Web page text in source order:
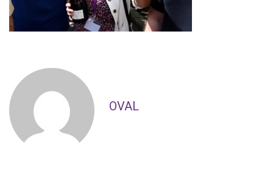
OVAL